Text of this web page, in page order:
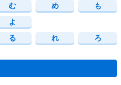
む め
も
よ
る れ
ろ